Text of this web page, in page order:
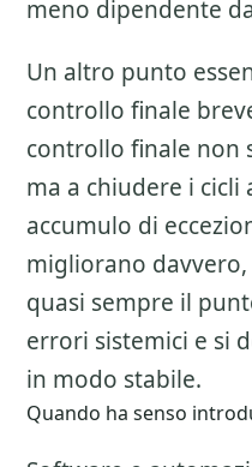
meno dipendente
Un altro punto
controllo finale
controllo finale non
ma a chiudere i cicli
accumulo di
migliorano
quasi sempre il
errori sistemici e si
in modo stabile.
Quando ha senso